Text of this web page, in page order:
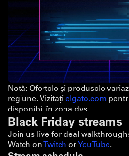
Notă: Ofertele și produsele
regiune. Vizitați elgato.com
disponibil în zona dvs.
Black Friday streams
Join us live for deal
Watch onTwitch orYouTube.